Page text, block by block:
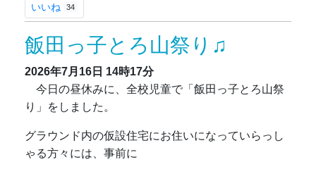
いいね 34
飯田っ子とろ山祭り♫
2026年7月16日 14時17分
今日の昼休みに、全校児童で「飯田っ子とろ山祭
り」をしました。
グラウンド内の仮設住宅にお住いになっていらっし
ゃる方々には、事前に